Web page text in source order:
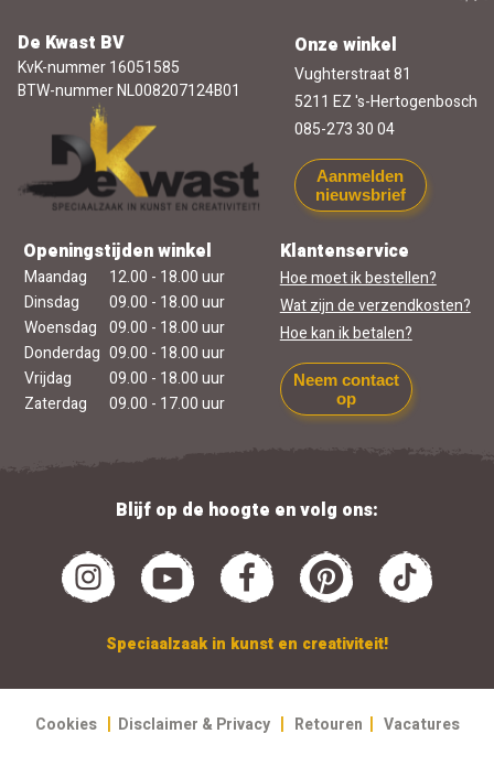
De Kwast BV
KvK-nummer 16051585
BTW-nummer NL008207124B01
Onze winkel
Vughterstraat 81
5211 EZ 's-Hertogenbosch
085-273 30 04
Aanmelden
nieuwsbrief
Openingstijden winkel
Maandag
12.00 - 18.00 uur
Dinsdag
09.00 - 18.00 uur
Woensdag 09.00 - 18.00 uur
Donderdag 09.00 - 18.00 uur
Vrijdag
09.00 - 18.00 uur
Zaterdag
09.00 - 17.00 uur
Klantenservice
Hoe moet ik bestellen?
Wat zijn de verzendkosten?
Hoe kan ik betalen?
Neem contact
op
Blijf op de hoogte en volg ons:
Speciaalzaak in kunst en creativiteit!
Cookies | Disclaimer & Privacy | Retouren | Vacatures